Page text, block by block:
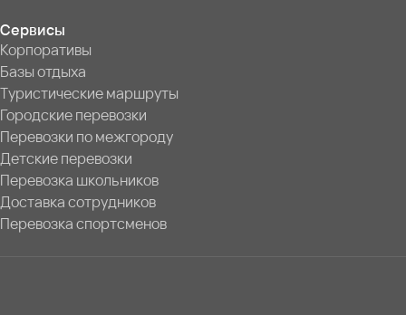
Сервисы
Корпоративы
Базы отдыха
Туристические маршруты
Городские перевозки
Перевозки по межгороду
Детские перевозки
Перевозка школьников
Доставка сотрудников
Перевозка спортсменов